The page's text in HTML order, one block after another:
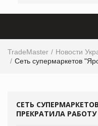
TradeMaster
Новости
Сеть супермаркетов
СЕТЬ
ПРЕКРАТИЛА РАБОТУ